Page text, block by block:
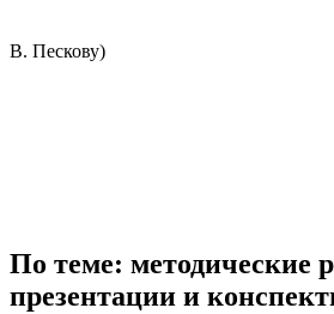
В. Пескову)
По теме: методические
презентации и